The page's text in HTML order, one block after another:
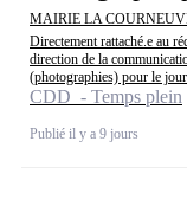
MAIRIE LA
Directement rattaché.e au
direction de la
(photographies) pour le
CDD - Temps plein
Publié il y a 9 jours